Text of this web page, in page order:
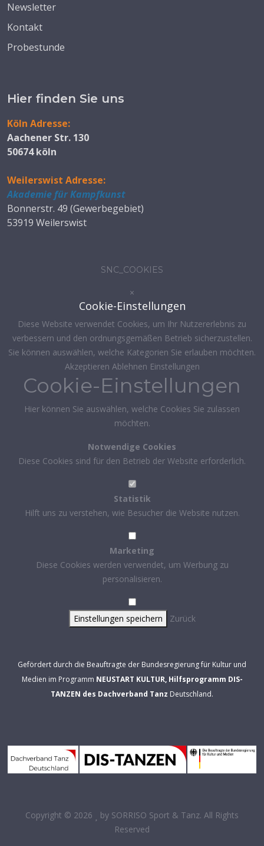
Newsletter
Kontakt
Probestunde
Hier finden Sie uns
Köln Adresse:
Aachener Str. 130
50674 köln
Weilerswist Adresse:
Akademie für Kampfkunst
Bonnerstr. 49 (Gewerbegebiet)
53919 Weilerswist
SNC_COOKIES
×
Cookie-Einstellungen
Diese Website verwendet Cookies, um Ihr Nutzererlebnis zu
verbessern und den ordnungsgemäßen Betrieb sicherzustellen.
Sie können auswählen, welche Kategorien Sie erlauben möchten.
Akzeptieren Ablehnen Einstellungen
Cookie-Einstellungen
Hier können Sie auswählen, welche Cookies Sie zulassen
möchten.
Notwendige Cookies
Diese Cookies sind für den Betrieb der Website erforderlich.
Statistik
Hilft uns zu verstehen, wie Besucher die Website nutzen.
Marketing
Diese Cookies werden verwendet, um Werbung zu
personalisieren.
Einstellungen speichern Zurück
Gefördert durch die Beauftragte der Bundesregierung für Kultur und
Medien im Programm NEUSTART KULTUR, Hilfsprogramm DIS-
TANZEN des Dachverband Tanz Deutschland.
Copyright © 2026 by SORRISO Sport & Tanz. All Rights
Reserved